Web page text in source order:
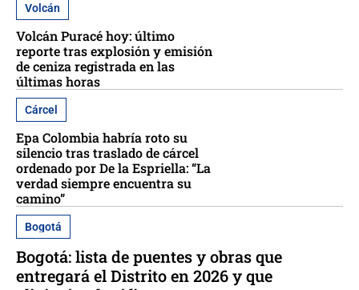
Volcán
Volcán Puracé hoy: último
reporte tras explosión y emisión
de ceniza registrada en las
últimas horas
Cárcel
Epa Colombia habría roto su
silencio tras traslado de cárcel
ordenado por De la Espriella: “La
verdad siempre encuentra su
camino”
Bogotá
Bogotá: lista de puentes y obras que
entregará el Distrito en 2026 y que